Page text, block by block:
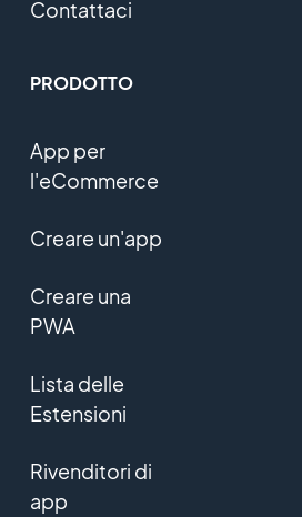
Contattaci
PRODOTTO
App per
l'eCommerce
Creare un'app
Creare una
PWA
Lista delle
Estensioni
Rivenditori di
app